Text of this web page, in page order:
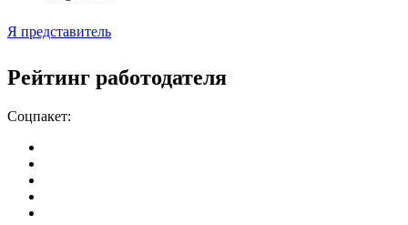
Я представитель
Рейтинг работодателя
Соцпакет: